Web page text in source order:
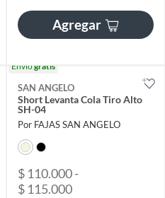
Agregar
Envíogratis
SAN ANGELO
Short Levanta Cola Tiro Alto
SH-04
Por FAJAS SAN ANGELO
$ 110.000 -
$ 115.000